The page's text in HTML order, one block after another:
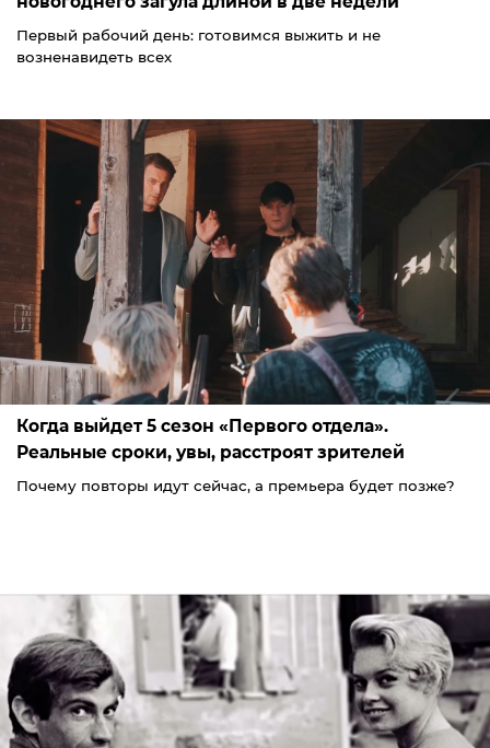
Первый рабочий день: готовимся выжить и не
возненавидеть всех
Когда выйдет 5 сезон «Первого отдела».
Реальные сроки, увы, расстроят зрителей
Почему повторы идут сейчас, а премьера будет позже?